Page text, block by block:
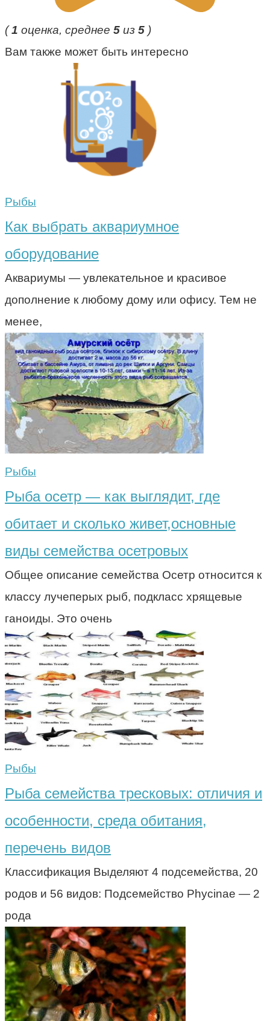
(1 оценка, среднее 5 из 5 )
Вам также может быть интересно
Рыбы
Как выбрать аквариумное
оборудование
Аквариумы — увлекательное и красивое
дополнение к любому дому или офису. Тем не
менее,
Рыбы
Рыба осетр — как выглядит, где
обитает и сколько живет,основные
виды семейства осетровых
Общее описание семейства Осетр относится к
классу лучеперых рыб, подкласс хрящевые
ганоиды. Это очень
Рыбы
Рыба семейства тресковых: отличия и
особенности, среда обитания,
перечень видов
Классификация Выделяют 4 подсемейства, 20
родов и 56 видов: Подсемейство Phycinae — 2
рода